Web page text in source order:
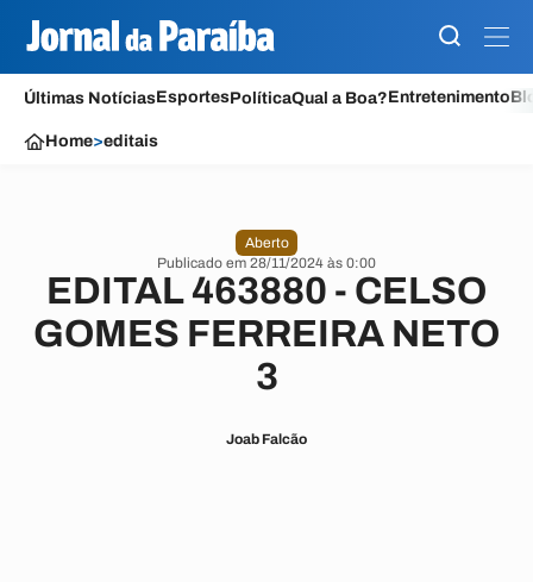
Últimas NotíciasEsportesPolíticaQual a Boa?Entretenimento
Home>editais
Aberto
Publicado em 28/11/2024 às 0:00
EDITAL 463880 - CELSO
GOMES FERREIRA NETO
3
Joab Falcão